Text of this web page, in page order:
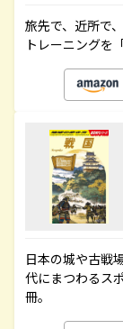
旅先で、近所で
トレーニングを
日本の城や古戦
代にまつわるス
冊。